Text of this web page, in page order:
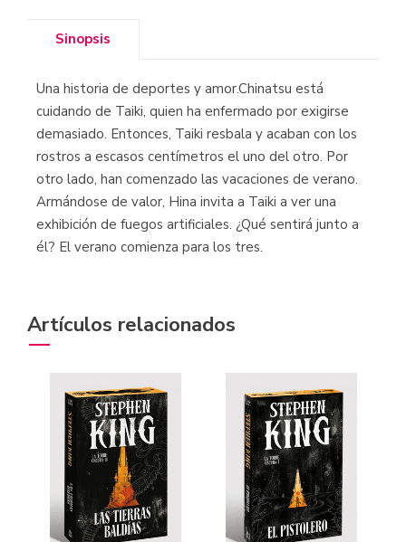
Sinopsis
Una historia de deportes y amor.Chinatsu está
cuidando de Taiki, quien ha enfermado por exigirse
demasiado. Entonces, Taiki resbala y acaban con los
rostros a escasos centímetros el uno del otro. Por
otro lado, han comenzado las vacaciones de verano.
Armándose de valor, Hina invita a Taiki a ver una
exhibición de fuegos artificiales. ¿Qué sentirá junto a
él? El verano comienza para los tres.
Artículos relacionados